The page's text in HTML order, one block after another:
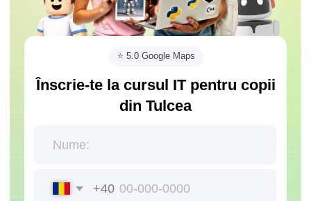
Prin trimiterea solicitării, vă dați acordul